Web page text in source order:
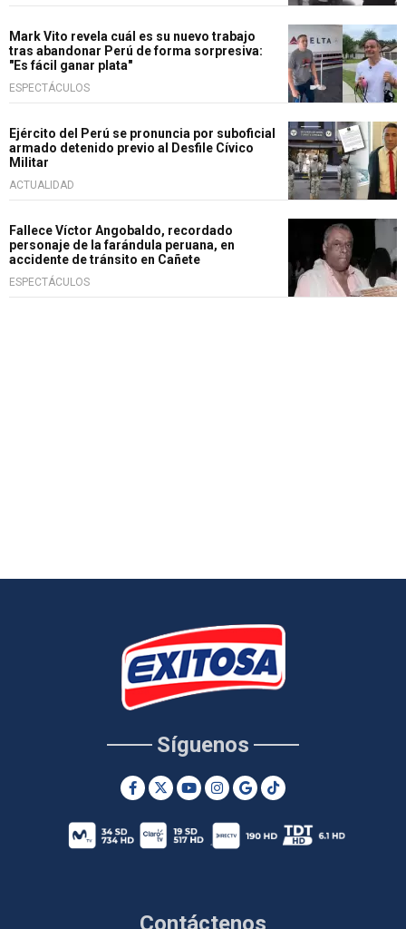
Mark Vito revela cuál es su nuevo trabajo
tras abandonar Perú de forma sorpresiva:
"Es fácil ganar plata"
ESPECTÁCULOS
Ejército del Perú se pronuncia por suboficial
armado detenido previo al Desfile Cívico
Militar
ACTUALIDAD
Fallece Víctor Angobaldo, recordado
personaje de la farándula peruana, en
accidente de tránsito en Cañete
ESPECTÁCULOS
Contáctenos
Síguenos